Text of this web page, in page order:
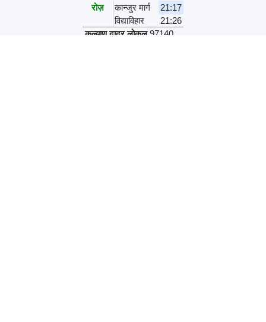
रोज़
कान्जुर मार्ग
21:17
विद्याविहार
21:26
कल्याण दादर लोकल 97140,